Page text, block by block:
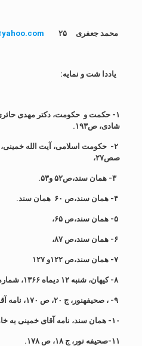
محمد جعفری ۲۵ فروردین ۱۳۸۹
یاددا شت و نمایه:
شادی، ص۱۹۳.
صص۲۷،
کیهان، شنبه ۱۲ دیماه ۱۳۶۶، شماره ۱۴۰۸ ص ۱۸
، صحیفه‏نور، ج ۲۰، ص ۱۷۰ ، نامه
۱۰- همان سند، نامه آقاى خمینىبه
۱۱-صحیفه نور، ج ۱۸، ص ۱۷۸.